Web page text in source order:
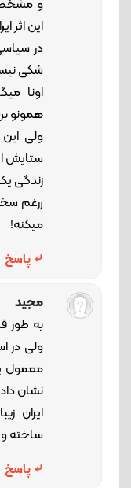
و
این اثر
در
شکی
اونا
همونو
ولی
ستایش
زندگی یک
ررغم
میکنه!
پاسخ
مجید
به طور
ولی در
معمول
نشان
ایران
ساخته و
پاسخ